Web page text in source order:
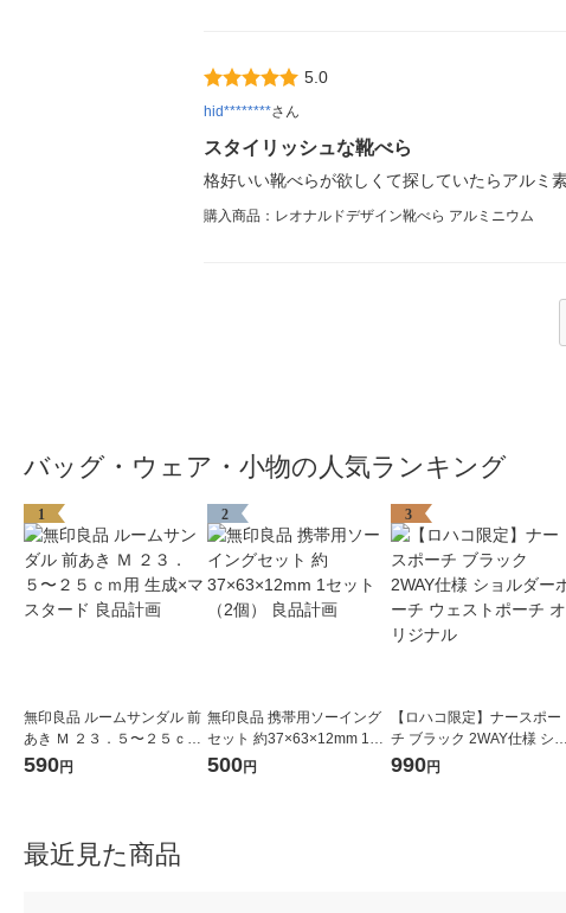
5.0
hid********さん
スタイリッシュな靴べら
格好いい靴べらが欲しくて探していたらアルミ
購入商品：レオナルドデザイン靴べら アルミニウム
バッグ・ウェア・小物の人気ランキング
1
無印良品 ルームサンダル 前
あき Ｍ ２３．５〜２５ｃｍ
用 生成×マスタード 良品計
590円
2
無印良品 携帯用ソーイング
セット 約37×63×12mm 1セ
ット（2個） 良品計画
500円
3
【ロハコ限定】ナースポー
チ ブラック 2WAY仕様 ショ
ルダーポーチ ウェストポー
990円
最近見た商品